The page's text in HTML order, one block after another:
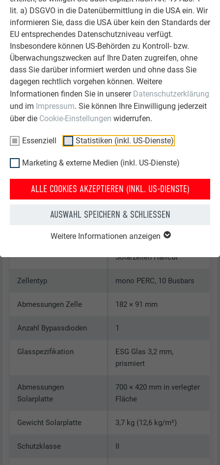
lit. a) DSGVO in die Datenübermittlung in die USA ein. Wir
informieren Sie, dass die USA über kein den Standards der
EU entsprechendes Datenschutzniveau verfügt.
Insbesondere können US-Behörden zu Kontroll- bzw.
Überwachungszwecken auf Ihre Daten zugreifen, ohne
dass Sie darüber informiert werden und ohne dass Sie
dagegen rechtlich vorgehen können. Weitere
Informationen finden Sie in unserer Datenschutzerklärung
und im Impressum. Sie können Ihre Einwilligung jederzeit
über die Cookie-Einstellungen widerrufen.
Essenziell Statistiken (inkl. US-Dienste)
Marketing & externe Medien (inkl. US-Dienste)
ALLE COOKIES AKZEPTIEREN (INKL. US-DIENSTE)
AUSWAHL SPEICHERN & SCHLIESSEN
Weitere Informationen anzeigen
Nennspannung UMPP 7,04 V
Nennstrom I MPP 6,11 A
Leerlaufspannung UOC 8,28 V
Kurzschlussstrom I SC 6,42 A
Modulwirkungsgrad
Leistungstoleranz +/- 5 %
* STC (Standard Test Conditions): Bestrahlungsstärke 1.000
ALLGEMEINE DATEN
Solarzellen Halfcut
Zellentyp mono PERC, 10 Busbars
Abmessungen Zelle 182 × 91 mm
Anzahl Bypassdioden 1
Glasspezifikation
ESG Glas 3,2 mm,
prismiert
Abmessungen
Solarplatte
700 × 420 mm in verlegter
Fläche
Gewicht Solarplatte 3,7 kg (12,6 kg/m²)
Schutzklasse